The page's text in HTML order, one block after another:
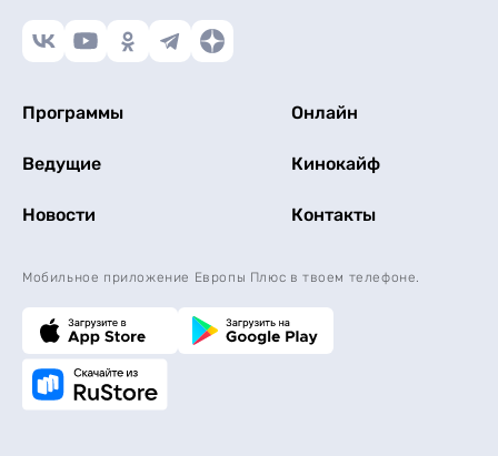
Программы Онлайн
Ведущие Кинокайф
Новости Контакты
Мобильное приложение Европы Плюс в твоем телефоне.